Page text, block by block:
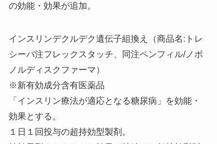
の効能・効果が追加。
インスリンデクルデク遺伝子組換え（商品名:トレ
シーバ注フレックスタッチ、同注ペンフィル/ノボ
ノルディスクファーマ）
※新有効成分含有医薬品
「インスリン療法が適応となる糖尿病」を効能・
効果とする。
１日１回投与の超持効型製剤。